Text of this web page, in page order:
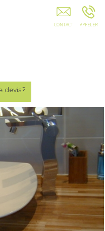
Digne Les Bains Saint Auban Sisteron
devis?